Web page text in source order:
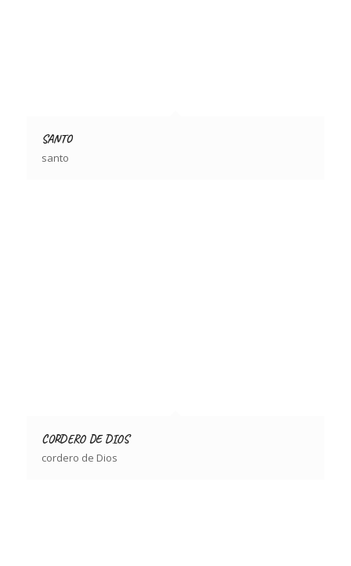
SANTO
santo
CORDERO DE DIOS
cordero de Dios